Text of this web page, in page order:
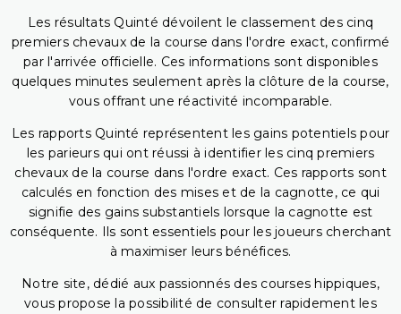
Les résultats Quinté dévoilent le classement des cinq
premiers chevaux de la course dans l'ordre exact, confirmé
par l'arrivée officielle. Ces informations sont disponibles
quelques minutes seulement après la clôture de la course,
vous offrant une réactivité incomparable.
Les rapports Quinté représentent les gains potentiels pour
les parieurs qui ont réussi à identifier les cinq premiers
chevaux de la course dans l'ordre exact. Ces rapports sont
calculés en fonction des mises et de la cagnotte, ce qui
signifie des gains substantiels lorsque la cagnotte est
conséquente. Ils sont essentiels pour les joueurs cherchant
à maximiser leurs bénéfices.
Notre site, dédié aux passionnés des courses hippiques,
vous propose la possibilité de consulter rapidement les